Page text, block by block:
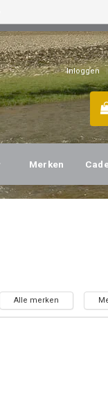
Inloggen |
Merken
Alle merken